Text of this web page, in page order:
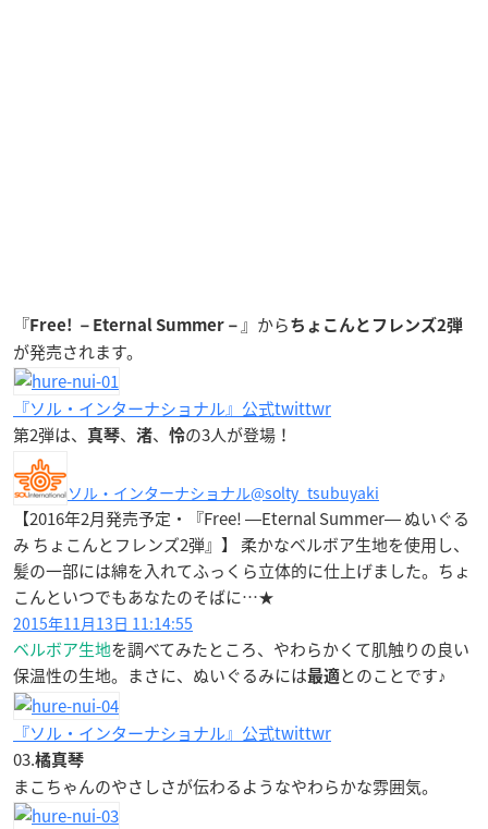
『Free! －Eternal Summer－ 』から ちょこんとフレンズ2弾
が発売されます。
『ソル・インターナショナル』公式twittwr
第2弾は、
真琴、 渚、 怜の3人が登場！
ソル・インターナショナル@solty_tsubuyaki
【2016年2月発売予定・『Free! ―Eternal Summer― ぬいぐる
み ちょこんとフレンズ2弾』】 柔かなベルボア生地を使用し、
髪の一部には綿を入れてふっくら立体的に仕上げました。ちょ
こんといつでもあなたのそばに…★
2015年11月13日 11:14:55
ベルボア生地を調べてみたところ、やわらかくて肌触りの良い
保温性の生地。まさに、ぬいぐるみには最適とのことです♪
『ソル・インターナショナル』公式twittwr
03.橘真琴
まこちゃんのやさしさが伝わるようなやわらかな雰囲気。